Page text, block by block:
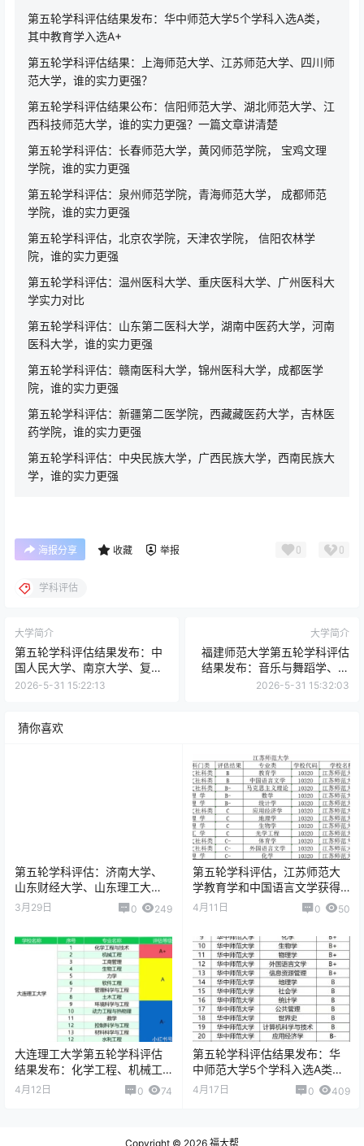
第五轮学科评估结果发布：华中师范大学5个学科入选A类，
其中教育学入选A+
第五轮学科评估结果：上海师范大学、江苏师范大学、四川师
范大学，谁的实力更强？
第五轮学科评估结果公布：信阳师范大学、湖北师范大学、江
西科技师范大学，谁的实力更强？一篇文章讲清楚
第五轮学科评估：长春师范大学，黄冈师范学院， 宝鸡文理
学院，谁的实力更强
第五轮学科评估：泉州师范学院，青海师范大学， 成都师范
学院，谁的实力更强
第五轮学科评估，北京农学院，天津农学院， 信阳农林学
院，谁的实力更强
第五轮学科评估：温州医科大学、重庆医科大学、广州医科大
学实力对比
第五轮学科评估：山东第二医科大学，湖南中医药大学，河南
医科大学，谁的实力更强
第五轮学科评估：赣南医科大学，锦州医科大学，成都医学
院，谁的实力更强
第五轮学科评估：新疆第二医学院，西藏藏医药大学，吉林医
药学院，谁的实力更强
第五轮学科评估：中央民族大学，广西民族大学，西南民族大
学，谁的实力更强
海报分享 收藏 举报 0 0
学科评估
大学简介
第五轮学科评估结果发布：中
国人民大学、南京大学、复旦
大学对比
2026-5-31 15:22:13
大学简介
福建师范大学第五轮学科评估
结果发布：音乐与舞蹈学、体
育学入选A，马克思主义理论
2026-5-31 15:32:03
猜你喜欢
第五轮学科评估：济南大学、
山东财经大学、山东理工大
学，谁的表现更亮眼？谁是最
3月29日 0 249
第五轮学科评估，江苏师范大
学教育学和中国语言文学获得B
类，多学科协同，发展良好
4月11日 0 50
大连理工大学第五轮学科评估
结果发布：化学工程、机械工
程入选A+顶尖学科，14个学科
4月12日 0 74
第五轮学科评估结果发布：华
中师范大学5个学科入选A类，
其中教育学入选A+
4月17日 0 409
Copyright © 2026 福大帮